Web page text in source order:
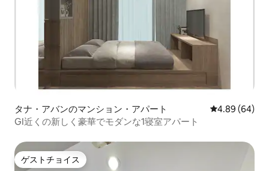
タナ・アバンのマンション・アパート レビュー64件
4.89 (64)
GI近くの新しく豪華でモダンな1寝室アパート
ゲストチョイス
ゲストチョイス